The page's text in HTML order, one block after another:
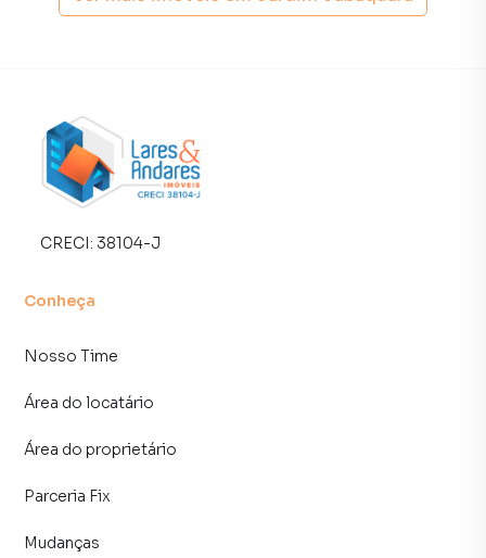
tradicionais. Já vendemos e locamos diversos imóveis em
aumenta muito o número de contatos interessados e
tendo como consequência uma maior chance de vender ou
alugar seu imóvel mais rápido. Contamos também com um
time de programadores, corretores treinados e uma
proprietários e inquilinos.
CRECI: 38104-J
Conheça
Nosso Time
Área do locatário
Área do proprietário
Parceria Fix
Mudanças